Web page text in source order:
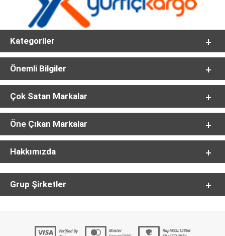
Kategoriler
Önemli Bilgiler
Çok Satan Markalar
Öne Çıkan Markalar
Hakkımızda
Grup Şirketler